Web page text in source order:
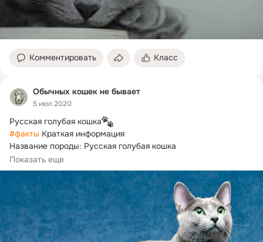
Комментировать Класс
Обычных кошек не бывает
5 июл 2020
Русская голубая кошка
#факты Краткая информация
Название породы: Русская голубая кошка
Страна происхождения: Россия
Вес: 3 – 5,5 кг
Показать еще